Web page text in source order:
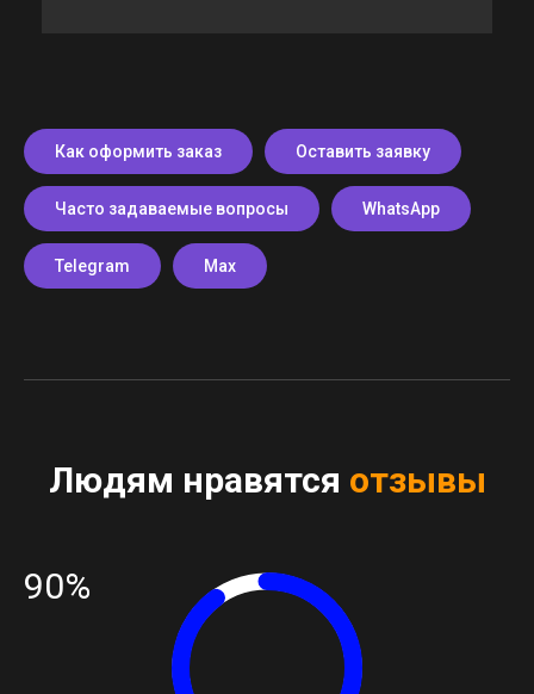
Как оформить заказ Оставить заявку
Часто задаваемые вопросы WhatsApp
Telegram Max
Людям нравятся отзывы
90%